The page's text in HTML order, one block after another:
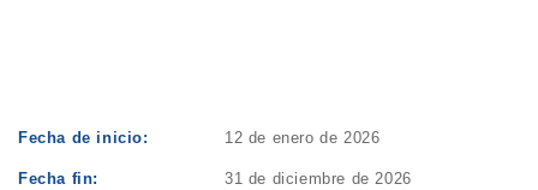
Fecha de inicio: 12 de enero de 2026
Fecha fin: 31 de diciembre de 2026